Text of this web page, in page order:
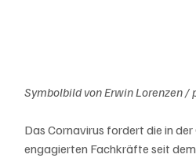
Symbolbild von Erwin Lorenzen /
Das Cornavirus fordert die in
engagierten Fachkräfte seit